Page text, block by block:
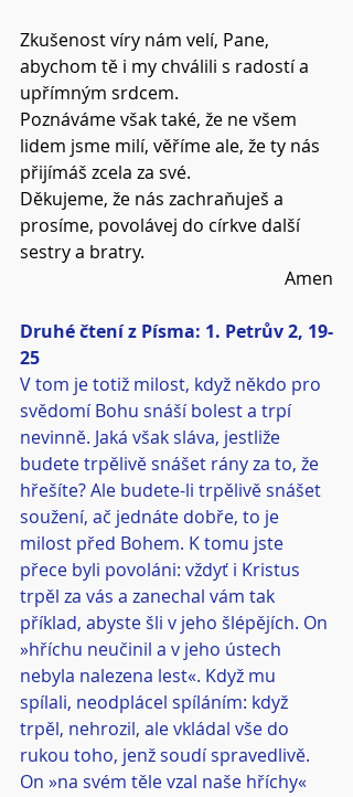
Zkušenost víry nám velí, Pane,
abychom tě i my chválili s radostí a
upřímným srdcem.
Poznáváme však také, že ne všem
lidem jsme milí, věříme ale, že ty nás
přijímáš zcela za své.
Děkujeme, že nás zachraňuješ a
prosíme, povolávej do církve další
sestry a bratry.
Amen
Druhé čtení z Písma: 1. Petrův 2, 19-
25
V tom je totiž milost, když někdo pro
svědomí Bohu snáší bolest a trpí
nevinně. Jaká však sláva, jestliže
budete trpělivě snášet rány za to, že
hřešíte? Ale budete-li trpělivě snášet
soužení, ač jednáte dobře, to je
milost před Bohem. K tomu jste
přece byli povoláni: vždyť i Kristus
trpěl za vás a zanechal vám tak
příklad, abyste šli v jeho šlépějích. On
»hříchu neučinil a v jeho ústech
nebyla nalezena lest«. Když mu
spílali, neodplácel spíláním: když
trpěl, nehrozil, ale vkládal vše do
rukou toho, jenž soudí spravedlivě.
On »na svém těle vzal naše hříchy«